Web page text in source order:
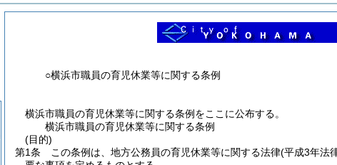
○横浜市職員の育児休業等に関する条例
横浜市職員の育児休業等に関する条例をここに公布する。
横浜市職員の育児休業等に関する条例
(目的)
第1条
この条例は、地方公務員の育児休業等に関する法律(平成3年法